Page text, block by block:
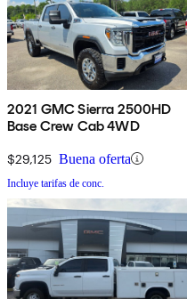
2021 GMC Sierra 2500HD
Base Crew Cab 4WD
$29,125 Buena oferta
Incluye tarifas de conc.